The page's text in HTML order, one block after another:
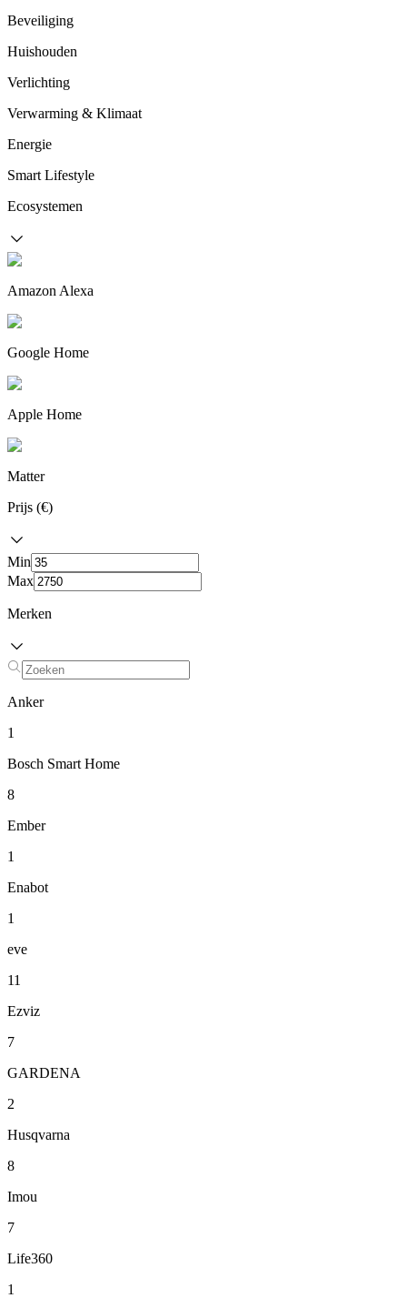
Beveiliging
Huishouden
Verlichting
Verwarming & Klimaat
Energie
Smart Lifestyle
Ecosystemen
Amazon Alexa
Google Home
Apple Home
Matter
Prijs (€)
Min
Max
Merken
Anker
1
Bosch Smart Home
8
Ember
1
Enabot
1
eve
11
Ezviz
7
GARDENA
2
Husqvarna
8
Imou
7
Life360
1